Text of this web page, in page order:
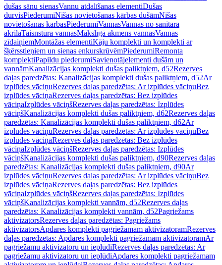
dušas sānu sienasVannu atdalīšanas elementiDušas
durvisPiederumiNišas novietošanas kārbas dušāmNišas
novietošanas kārbasPiederumiVannasVannas no sanitārā
akrilaTaisnstūra vannasMākslīgā akmens vannasVannas
zīdaiņiemMontāžas elementiKāju komplekti un komplekti ar
šķērsstieņiem un sienas enkurskrūvēmPiederumiRemonta
komplektiPapildu piederumiSavienotājelementi dušām un
vannāmKanalizācijas komplekti dušas paliktņiem, d52Rezerves
daļas paredzētas: Kanalizācijas komplekti dušas paliktņiem, d52Ar
izplūdes vāciņuRezerves daļas paredzētas: Ar izplūdes vāciņuBez
izplūdes vāciņaRezerves daļas paredzētas: Bez izplūdes
vāciņaIzplūdes vāciņšRezerves daļas paredzētas: Izplūdes
vāciņšKanalizācijas komplekti dušas paliktņiem, d62Rezerves daļas
paredzētas: Kanalizācijas komplekti dušas paliktņiem, d62Ar
izplūdes vāciņuRezerves daļas paredzētas: Ar izplūdes vāciņuBez
izplūdes vāciņaRezerves daļas paredzētas: Bez izplūdes
vāciņaIzplūdes vāciņšRezerves daļas paredzētas: Izplūdes
vāciņšKanalizācijas komplekti dušas paliktņiem, d90Rezerves daļas
paredzētas: Kanalizācijas komplekti dušas paliktņiem, d90Ar
izplūdes vāciņuRezerves daļas paredzētas: Ar izplūdes vāciņuBez
izplūdes vāciņaRezerves daļas paredzētas: Bez izplūdes
vāciņaIzplūdes vāciņšRezerves daļas paredzētas: Izplūdes
vāciņšKanalizācijas komplekti vannām, d52Rezerves daļas
paredzētas: Kanalizācijas komplekti vannām, d52Pagriežams
aktivizatorsRezerves daļas paredzētas: Pagriežams
aktivizatorsApdares komplekti pagriežamam aktivizatoramRezerves
daļas paredzētas: Apdares komplekti pagriežamam aktivizatoramAr
pagriežamu aktivizatoru un ieplūdiRezerves daļas paredzētas: Ar
pagriežamu aktivizatoru un ieplūdiApdares komplekti pagriežamam